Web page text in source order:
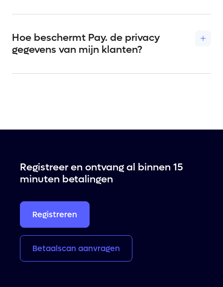
betalingsmethoden, inclusief kaarten, mobiele
Hoe beschermt Pay. de privacy
gegevens van mijn klanten?
om zowel de gegevens van jouw klanten als jouw
Registreer en ontvang al binnen 15
minuten betalingen
Registreren
Betaalscan aanvragen